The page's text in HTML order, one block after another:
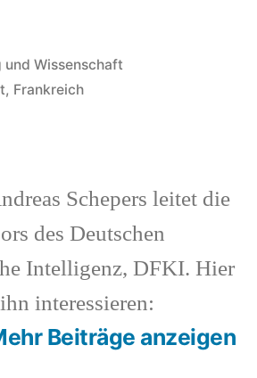
und Wissenschaft
, Frankreich
Schepers leitet die
des Deutschen
Intelligenz, DFKI. Hier
interessieren:
Beiträge anzeigen